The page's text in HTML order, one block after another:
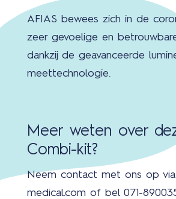
AFIAS bewees zich in de
zeer gevoelige en
dankzij de geavanceerde
meettechnologie.
Meer weten over
Combi-kit?
Neem contact met ons op via
medical.com of bel 071-